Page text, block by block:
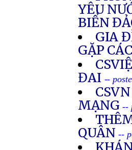
YÊU
BIỂN
GIA
GẶP
ĐAI --
MẠNG--
QUÂN--